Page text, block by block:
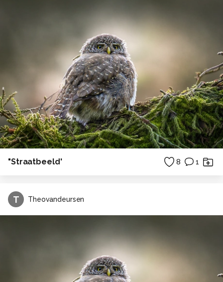
"Straatbeeld' 8 1
T Theovandeursen